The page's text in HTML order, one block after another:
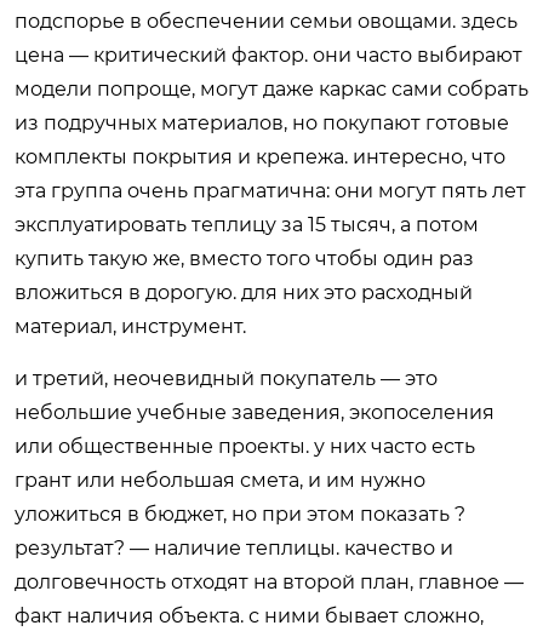
подспорье в обеспечении семьи овощами. здесь
цена — критический фактор. они часто выбирают
модели попроще, могут даже каркас сами собрать
из подручных материалов, но покупают готовые
комплекты покрытия и крепежа. интересно, что
эта группа очень прагматична: они могут пять лет
эксплуатировать теплицу за 15 тысяч, а потом
купить такую же, вместо того чтобы один раз
вложиться в дорогую. для них это расходный
материал, инструмент.
и третий, неочевидный покупатель — это
небольшие учебные заведения, экопоселения
или общественные проекты. у них часто есть
грант или небольшая смета, и им нужно
уложиться в бюджет, но при этом показать ?
результат? — наличие теплицы. качество и
долговечность отходят на второй план, главное —
факт наличия объекта. с ними бывает сложно,